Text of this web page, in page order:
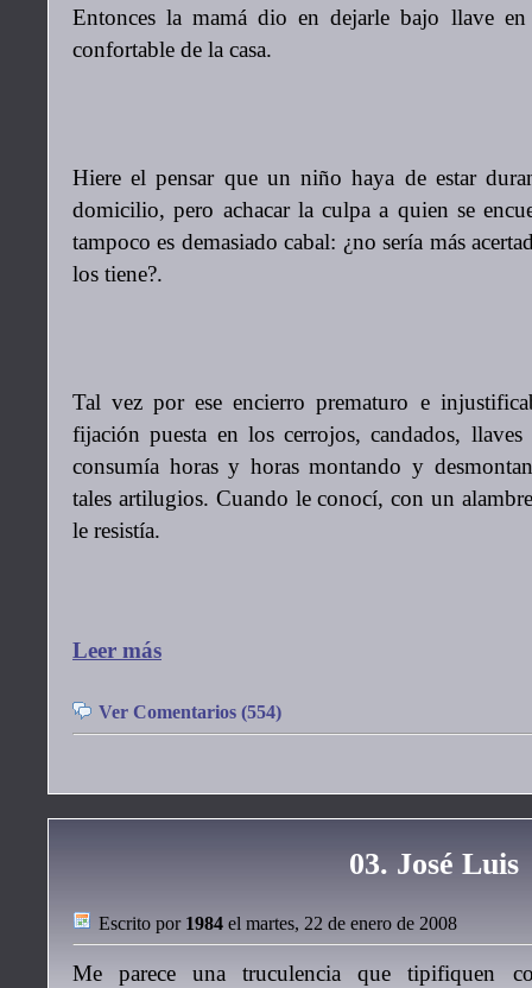
Entonces la mamá dio en dejarle bajo llave
confortable de la casa.
Hiere el pensar que un niño haya de estar
domicilio, pero achacar la culpa a quien se
tampoco es demasiado cabal: ¿no sería más
los tiene?.
Tal vez por ese encierro prematuro e
fijación puesta en los cerrojos, candados,
consumía horas y horas montando y
tales artilugios. Cuando le conocí, con un
le resistía.
Leer más
Ver Comentarios (554)
03. José Luis
Escrito por 1984 el martes, 22 de enero de 2008
Me parece una truculencia que tipifiquen